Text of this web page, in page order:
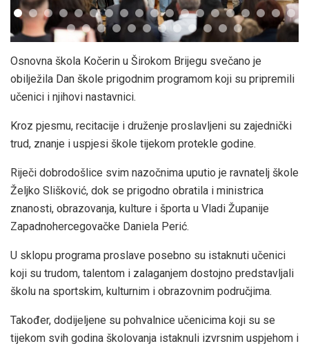
Osnovna škola Kočerin u Širokom Brijegu svečano je
obilježila Dan škole prigodnim programom koji su pripremili
učenici i njihovi nastavnici.
Kroz pjesmu, recitacije i druženje proslavljeni su zajednički
trud, znanje i uspjesi škole tijekom protekle godine.
Riječi dobrodošlice svim nazočnima uputio je ravnatelj škole
Željko Slišković, dok se prigodno obratila i ministrica
znanosti, obrazovanja, kulture i športa u Vladi Županije
Zapadnohercegovačke Daniela Perić.
U sklopu programa proslave posebno su istaknuti učenici
koji su trudom, talentom i zalaganjem dostojno predstavljali
školu na sportskim, kulturnim i obrazovnim područjima.
Također, dodijeljene su pohvalnice učenicima koji su se
tijekom svih godina školovanja istaknuli izvrsnim uspjehom i